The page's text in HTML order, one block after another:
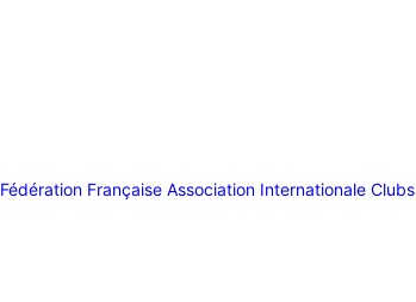
Fédération Française Association Internationale Clubs